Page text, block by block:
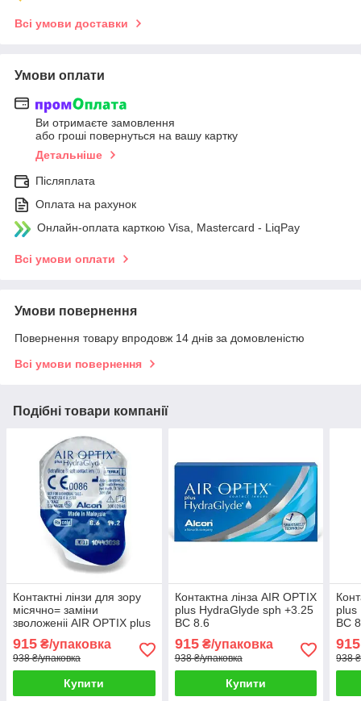
Всі умови доставки
Умови оплати
Ви отримаєте замовлення
або гроші повернуться на вашу картку
Детальніше
Післяплата
Оплата на рахунок
Онлайн-оплата карткою Visa, Mastercard - LiqPay
Всі умови оплати
Умови повернення
Повернення товару впродовж 14 днів за домовленістю
Всі умови повернення
Подібні товари компанії
Контактні лінзи для зору
місячно= заміни
зволоженіі AIR OPTIX plus
8.6
915 ₴/упаковка
938 ₴/упаковка
Купити
Контактна лінза AIR OPTIX
plus HydraGlyde sph +3.25
BC 8.6
915₴/упаковка
938 ₴/упаковка
Купити
plus
BC
915
938